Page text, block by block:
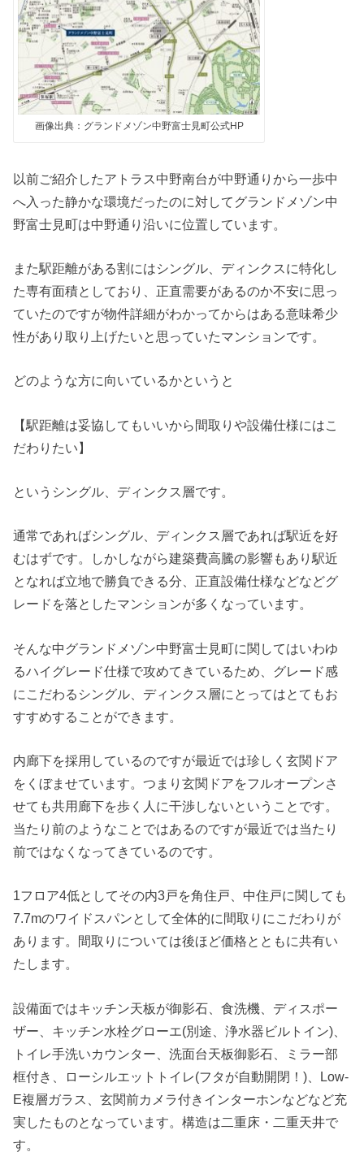
画像出典：グランドメゾン中野富士見町公式HP
以前ご紹介したアトラス中野南台が中野通りから一歩中
へ入った静かな環境だったのに対してグランドメゾン中
野富士見町は中野通り沿いに位置しています。
また駅距離がある割にはシングル、ディンクスに特化し
た専有面積としており、正直需要があるのか不安に思っ
ていたのですが物件詳細がわかってからはある意味希少
性があり取り上げたいと思っていたマンションです。
どのような方に向いているかというと
【駅距離は妥協してもいいから間取りや設備仕様にはこ
だわりたい】
というシングル、ディンクス層です。
通常であればシングル、ディンクス層であれば駅近を好
むはずです。しかしながら建築費高騰の影響もあり駅近
となれば立地で勝負できる分、正直設備仕様などなどグ
レードを落としたマンションが多くなっています。
そんな中グランドメゾン中野富士見町に関してはいわゆ
るハイグレード仕様で攻めてきているため、グレード感
にこだわるシングル、ディンクス層にとってはとてもお
すすめすることができます。
内廊下を採用しているのですが最近では珍しく玄関ドア
をくぼませています。つまり玄関ドアをフルオープンさ
せても共用廊下を歩く人に干渉しないということです。
当たり前のようなことではあるのですが最近では当たり
前ではなくなってきているのです。
1フロア4低としてその内3戸を角住戸、中住戸に関しても
7.7mのワイドスパンとして全体的に間取りにこだわりが
あります。間取りについては後ほど価格とともに共有い
たします。
設備面ではキッチン天板が御影石、食洗機、ディスポー
ザー、キッチン水栓グローエ(別途、浄水器ビルトイン)、
トイレ手洗いカウンター、洗面台天板御影石、ミラー部
框付き、ローシルエットトイレ(フタが自動開閉！)、Low-
E複層ガラス、玄関前カメラ付きインターホンなどなど充
実したものとなっています。構造は二重床・二重天井で
す。